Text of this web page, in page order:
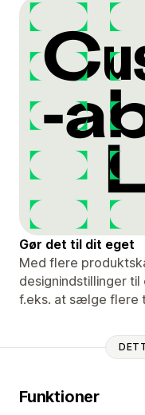
Gør det til dit eget
Med flere
designindstillinger
f.eks. at sælge flere
Funktioner